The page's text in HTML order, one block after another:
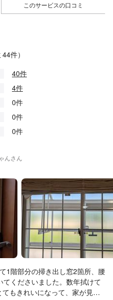
このサービスの口コミ
44件）
40件
4件
0件
0件
0件
んさん
1階部分の掃き出し窓2箇所、腰
くださいました。数年拭けて
もきれいになって、家が見違